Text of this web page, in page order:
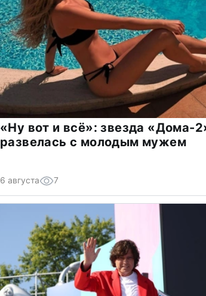
«Ну вот и всё»: звезда «Дома-
развелась с молодым мужем
6 августа 7